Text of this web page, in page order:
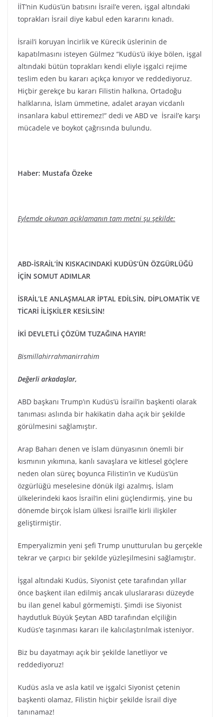
İİT’nin Kudüs’ün batısını İsrail’e veren, işgal altındaki
toprakları İsrail diye kabul eden kararını kınadı.
İsrail’i koruyan İncirlik ve Kürecik üslerinin de
kapatılmasını isteyen Gülmez “Kudüs’ü ikiye bölen, işgal
altındaki bütün toprakları kendi eliyle işgalci rejime
teslim eden bu kararı açıkça kınıyor ve reddediyoruz.
Hiçbir gerekçe bu kararı Filistin halkına, Ortadoğu
halklarına, İslam ümmetine, adalet arayan vicdanlı
insanlara kabul ettiremez!” dedi ve ABD ve İsrail’e karşı
mücadele ve boykot çağrısında bulundu.
Haber: Mustafa Özeke
Eylemde okunan açıklamanın tam metni şu şekilde:
ABD-İSRAİL’İN KISKACINDAKİ KUDÜS’ÜN ÖZGÜRLÜĞÜ
İÇİN SOMUT ADIMLAR
İSRAİL’LE ANLAŞMALAR İPTAL EDİLSİN, DİPLOMATİK VE
TİCARİ İLİŞKİLER KESİLSİN!
İKİ DEVLETLİ ÇÖZÜM TUZAĞINA HAYIR!
Bismillahirrahmanirrahim
Değerli arkadaşlar,
ABD başkanı Trump’ın Kudüs’ü İsrail’in başkenti olarak
tanıması aslında bir hakikatin daha açık bir şekilde
görülmesini sağlamıştır.
Arap Baharı denen ve İslam dünyasının önemli bir
kısmının yıkımına, kanlı savaşlara ve kitlesel göçlere
neden olan süreç boyunca Filistin’in ve Kudüs’ün
özgürlüğü meselesine dönük ilgi azalmış, İslam
ülkelerindeki kaos İsrail’in elini güçlendirmiş, yine bu
dönemde birçok İslam ülkesi İsrail’le kirli ilişkiler
geliştirmiştir.
Emperyalizmin yeni şefi Trump unutturulan bu gerçekle
tekrar ve çarpıcı bir şekilde yüzleşilmesini sağlamıştır.
İşgal altındaki Kudüs, Siyonist çete tarafından yıllar
önce başkent ilan edilmiş ancak uluslararası düzeyde
bu ilan genel kabul görmemişti. Şimdi ise Siyonist
haydutluk Büyük Şeytan ABD tarafından elçiliğin
Kudüs’e taşınması kararı ile kalıcılaştırılmak isteniyor.
Biz bu dayatmayı açık bir şekilde lanetliyor ve
reddediyoruz!
Kudüs asla ve asla katil ve işgalci Siyonist çetenin
başkenti olamaz, Filistin hiçbir şekilde İsrail diye
tanınamaz!